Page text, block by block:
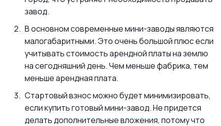
завод.
В основном современные мини-заводы являются
малогабаритными. Это очень большой плюс если
учитывать стоимость арендной платы на землю
на сегодняшний день. Чем меньше фабрика, тем
меньше арендная плата.
Стартовый взнос можно будет минимизировать,
если купить готовый мини-завод. Не придется
делать дополнительные вложения, потому что